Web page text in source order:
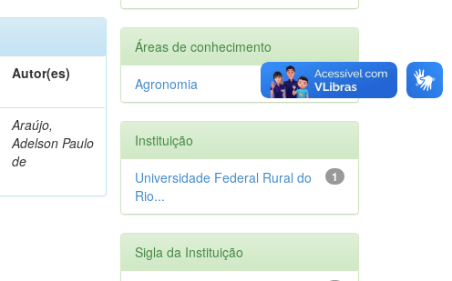
Autor(es)
Araújo,
Adelson Paulo
de
Áreas de conhecimento
1
Agronomia
Instituição
1
Universidade Federal Rural do
Rio...
Sigla da Instituição